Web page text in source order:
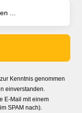
zur Kenntnis genommen
einverstanden.
E-Mail mit einem
SPAM nach).